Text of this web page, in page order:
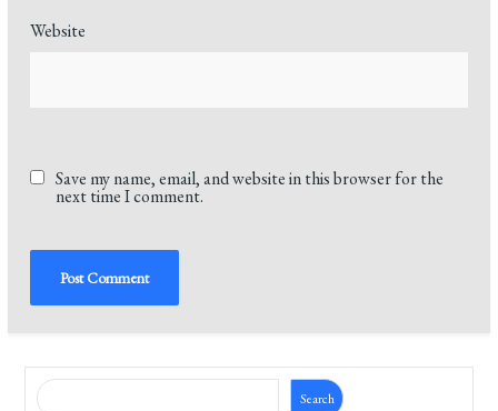
Website
Save my name, email, and website in this browser for the
next time I comment.
Search